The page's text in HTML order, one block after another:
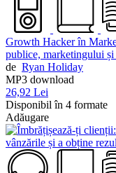
Growth Hacker în
publice, marketingului
de Ryan Holiday
MP3 download
26,92 Lei
Disponibil în 4 formate
Adăugare